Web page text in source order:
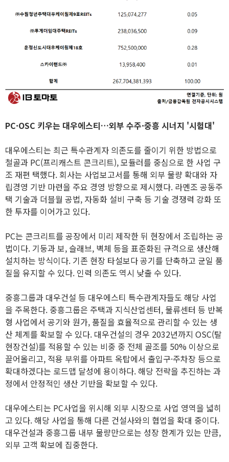
PC·OSC 키우는 대우에스티…외부 수주·중흥 시너지 '시험대'
대우에스티는 최근 특수관계자 의존도를 줄이기 위한 방법으로
철골과 PC(프리캐스트 콘크리트), 모듈러를 중심으로 한 사업 구
조 재편 택했다. 회사는 사업보고서를 통해 외부 물량 확대와 자
립경영 기반 마련을 주요 경영 방향으로 제시했다. 라멘조 공동주
택 기술과 더블월 공법, 자동화 설비 구축 등 기술 경쟁력 강화 또
한 투자를 이어가고 있다.
PC는 콘크리트를 공장에서 미리 제작한 뒤 현장에서 조립하는 공
법이다. 기둥과 보, 슬래브, 벽체 등을 표준화된 규격으로 생산해
설치하는 방식이다. 기존 현장 타설보다 공기를 단축하고 균일 품
질을 유지할 수 있다. 인력 의존도 역시 낮출 수 있다.
중흥그룹과 대우건설 등 대우에스티 특수관계자들도 해당 사업
을 주목한다. 중흥그룹은 주택과 지식산업센터, 물류센터 등 반복
형 사업에서 공기와 원가, 품질을 효율적으로 관리할 수 있는 생
산 체계를 확보할 수 있다. 대우건설의 경우 2032년까지 OSC(탈
현장건설)를 적용할 수 있는 비중 중 전체 골조를 50% 이상으로
끌어올리고, 적용 부위를 아파트 옥탑에서 출입구·주차장 등으로
확대하겠다는 로드맵 달성에 용이하다. 해당 전략을 추진하는 과
정에서 안정적인 생산 기반을 확보할 수 있다.
대우에스티는 PC사업을 위시해 외부 시장으로 사업 영역을 넓히
고 있다. 해당 사업을 통해 다른 건설사와의 협업을 확대 중이다.
대우건설과 중흥그룹 내부 물량만으로는 성장 한계가 있는 만큼,
외부 고객 확보에 집중한다.